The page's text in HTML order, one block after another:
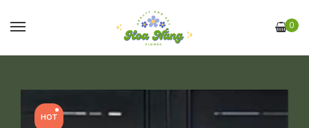
0
HOT